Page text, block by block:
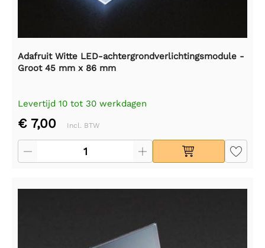
Adafruit Witte LED-achtergrondverlichtingsmodule -
Groot 45 mm x 86 mm
Levertijd 10 tot 30 werkdagen
€ 7,00 Incl. BTW